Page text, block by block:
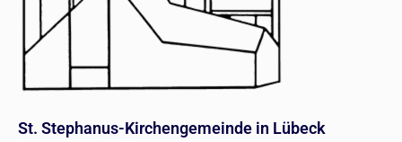
St. Stephanus-Kirchengemeinde in Lübeck